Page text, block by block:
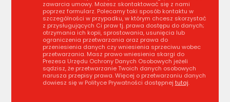
zawarcia umowy. Możesz skontaktować się z nami
poprzez formularz. Polecamy taki sposób kontaktu w
szczególności w przypadku, w którym chcesz skorzystać
z przysługujących Ci praw tj. prawa dostępu do danych;
otrzymania ich kopii, sprostowania, usunięcia lub
ograniczenia przetwarzania oraz prawa do
przeniesienia danych czy wniesienia sprzeciwu wobec
przetwarzania. Masz prawo wniesienia skargi do
Prezesa Urzędu Ochrony Danych Osobowych jeżeli
sądzisz, że przetwarzanie Twoich danych osobowych
narusza przepisy prawa. Więcej o przetwarzaniu danych
dowiesz się w Polityce Prywatności dostępnej tutaj.